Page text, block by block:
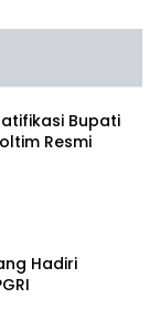
Bupati
Resmi
Hadiri